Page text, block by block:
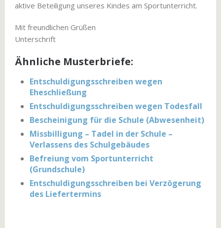
aktive Beteiligung unseres Kindes am Sportunterricht.
Mit freundlichen Grüßen
Unterschrift
Ähnliche Musterbriefe:
Entschuldigungsschreiben wegen
Eheschließung
Entschuldigungsschreiben wegen Todesfall
Bescheinigung für die Schule (Abwesenheit)
Missbilligung – Tadel in der Schule –
Verlassens des Schulgebäudes
Befreiung vom Sportunterricht
(Grundschule)
Entschuldigungsschreiben bei Verzögerung
des Liefertermins